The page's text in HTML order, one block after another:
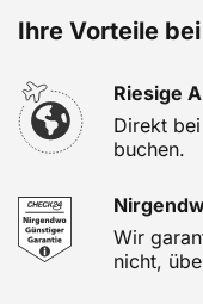
Ihre Vorteile
Riesige
Direkt
buchen.
Wir
nicht,